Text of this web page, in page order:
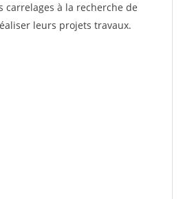
carrelages à la recherche de
leurs projets travaux.